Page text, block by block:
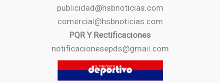
publicidad@hsbnoticias.com
comercial@hsbnoticias.com
PQR Y Rectificaciones
notificacionesepds@gmail.com